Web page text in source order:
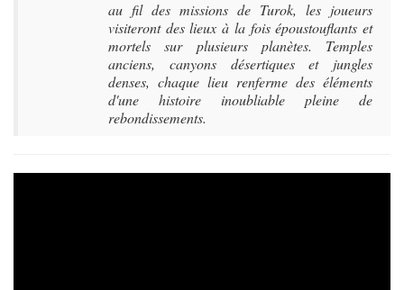
au fil des missions de Turok, les joueurs
visiteront des lieux à la fois époustouflants et
mortels sur plusieurs planètes. Temples
anciens, canyons désertiques et jungles
denses, chaque lieu renferme des éléments
d'une histoire inoubliable pleine de
rebondissements.